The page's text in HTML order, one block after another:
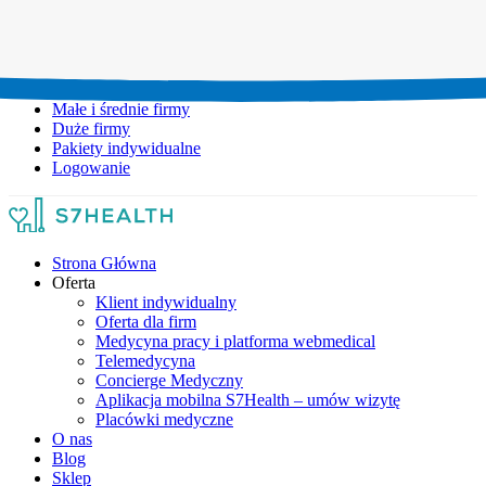
Małe i średnie firmy
Duże firmy
Pakiety indywidualne
Logowanie
Strona Główna
Oferta
Klient indywidualny
Oferta dla firm
Medycyna pracy i platforma webmedical
Telemedycyna
Concierge Medyczny
Aplikacja mobilna S7Health – umów wizytę
Placówki medyczne
O nas
Blog
Sklep